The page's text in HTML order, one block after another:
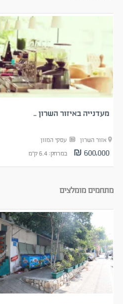
מעדנייה באיזור השרון ..
אזור השרון עסקי המזון
600,000 ₪ במרחק: 6.4 ק"מ
מתחמים מומלצים